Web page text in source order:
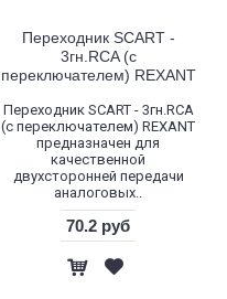
Переходник SCART -
3гн.RCA (с
переключателем) REXANT
Переходник SCART - 3гн.RCA
(с переключателем) REXANT
предназначен для
качественной
двухсторонней передачи
аналоговых..
70.2 руб